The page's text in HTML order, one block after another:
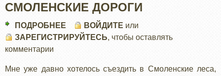
СМОЛЕНСКИЕ ДОРОГИ
ПОДРОБНЕЕ
СМОЛЕНСКИЕ
ВОЙДИТЕ или
ЗАРЕГИСТРИРУЙТЕСЬ, чтобы оставлять
комментарии
Мне уже давно хотелось съездить в Смоленские леса,